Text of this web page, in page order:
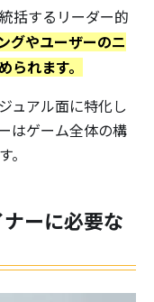
括するリーダー的
グやユーザーのニ
られます。
ュアル面に特化し
はゲーム全体の構
。
ーに必要な